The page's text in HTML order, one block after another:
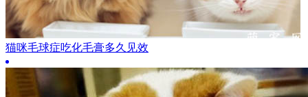
猫咪毛球症吃化毛膏多久见效